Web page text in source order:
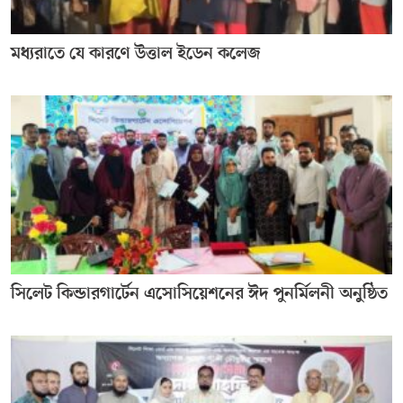
মধ্যরাতে যে কারণে উত্তাল ইডেন কলেজ
সিলেট কিন্ডারগার্টেন এসোসিয়েশনের ঈদ পুনর্মিলনী অনুষ্ঠিত